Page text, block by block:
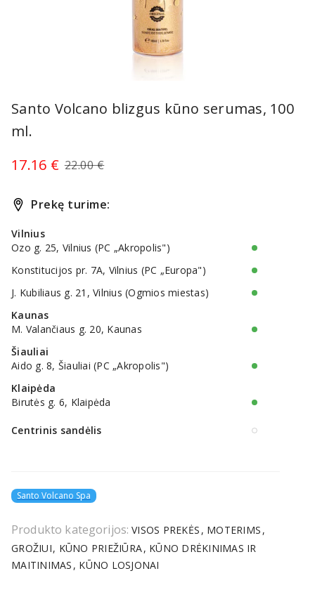
Santo Volcano blizgus kūno serumas, 100
ml.
17.16 € 22.00 €
Prekę turime:
Vilnius
Ozo g. 25, Vilnius (PC „Akropolis")
Konstitucijos pr. 7A, Vilnius (PC „Europa")
J. Kubiliaus g. 21, Vilnius (Ogmios miestas)
Kaunas
M. Valančiaus g. 20, Kaunas
Šiauliai
Aido g. 8, Šiauliai (PC „Akropolis")
Klaipėda
Birutės g. 6, Klaipėda
Centrinis sandėlis
Santo Volcano Spa
Produkto kategorijos: VISOS PREKĖS MOTERIMS
GROŽIUI KŪNO PRIEŽIŪRA KŪNO DRĖKINIMAS IR
MAITINIMAS KŪNO LOSJONAI